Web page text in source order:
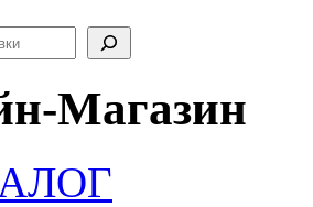
Магазин